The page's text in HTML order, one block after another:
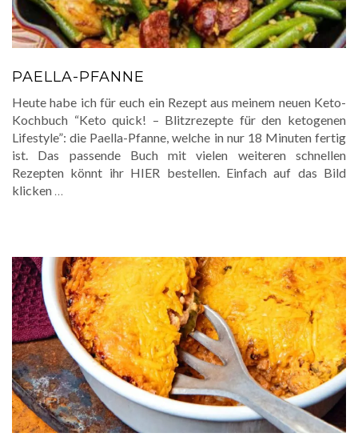
PAELLA-PFANNE
Heute habe ich für euch ein Rezept aus meinem neuen Keto-
Kochbuch “Keto quick! – Blitzrezepte für den ketogenen
Lifestyle”: die Paella-Pfanne, welche in nur 18 Minuten fertig
ist. Das passende Buch mit vielen weiteren schnellen
Rezepten könnt ihr HIER bestellen. Einfach auf das Bild
klicken …